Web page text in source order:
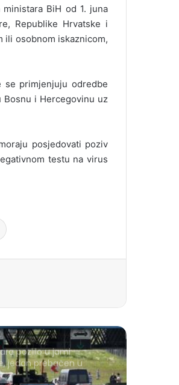
BiH od 1. juna
Republike Hrvatske i
ili osobnom iskaznicom,
se primjenjuju odredbe
Bosnu i Hercegovinu uz
posjedovati poziv
testu na virus
pozlilo u jami
jedan prebačen u